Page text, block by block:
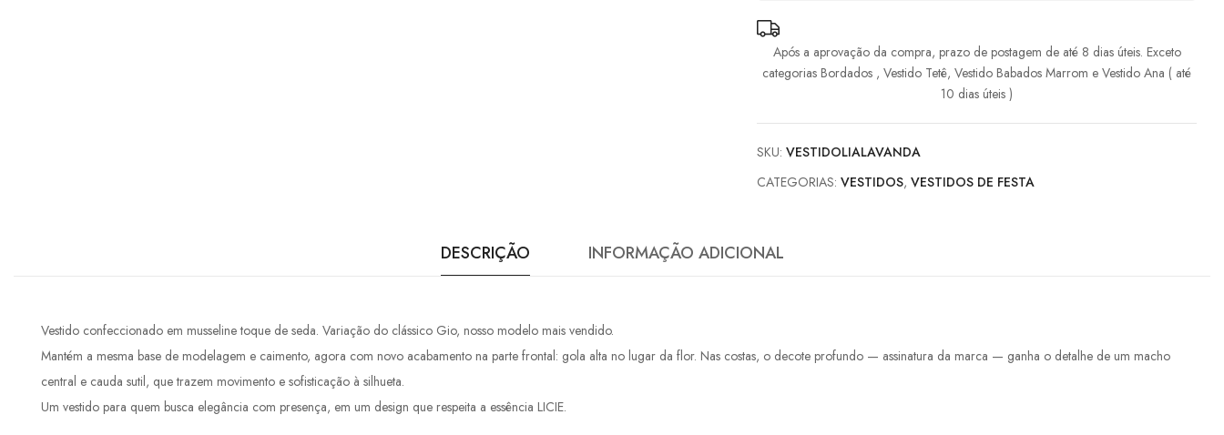
Após a aprovação da compra, prazo de postagem de até 8 dias úteis. Exceto
categorias Bordados , Vestido Tetê, Vestido Babados Marrom e Vestido Ana ( até
10 dias úteis )
SKU:VESTIDOLIALAVANDA
CATEGORIAS:VESTIDOS,VESTIDOS DE FESTA
DESCRIÇÃO INFORMAÇÃO ADICIONAL
Vestido confeccionado em musseline toque de seda. Variação do clássico Gio, nosso modelo mais vendido.
Mantém a mesma base de modelagem e caimento, agora com novo acabamento na parte frontal: gola alta no lugar da flor. Nas costas, o decote profundo — assinatura da marca — ganha o detalhe de um macho
central e cauda sutil, que trazem movimento e sofisticação à silhueta.
Um vestido para quem busca elegância com presença, em um design que respeita a essência LICIE.